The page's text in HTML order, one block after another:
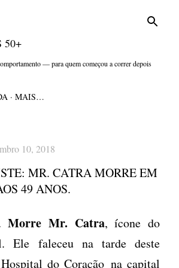
50+
— para quem começou a correr depois
MAIS…
10, 2018
MR. CATRA MORRE EM
49 ANOS.
Morre Mr. Catra, ícone do
Ele faleceu na tarde deste
do Coração na capital